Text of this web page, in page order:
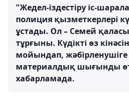
"Жедел-іздестіру іс-
полиция қызметкерлері
ұстады. Ол – Семей
тұрғыны. Күдікті өз
мойындап, жәбірленушіге
материалдық шығынды
хабарламада.